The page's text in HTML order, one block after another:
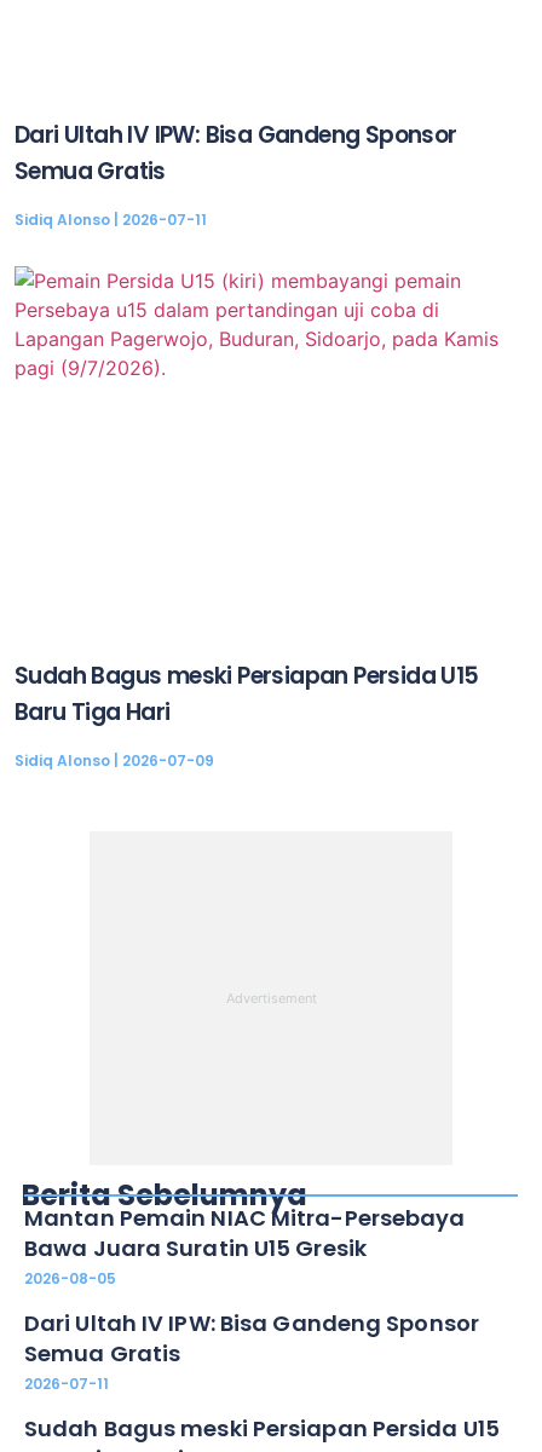
Dari Ultah IV IPW: Bisa Gandeng Sponsor
Semua Gratis
Sidiq Alonso 2026-07-11
Sudah Bagus meski Persiapan Persida U15
Baru Tiga Hari
Sidiq Alonso 2026-07-09
Berita Sebelumnya
Mantan Pemain NIAC Mitra-Persebaya
Bawa Juara Suratin U15 Gresik
2026-08-05
Dari Ultah IV IPW: Bisa Gandeng Sponsor
Semua Gratis
2026-07-11
Sudah Bagus meski Persiapan Persida U15